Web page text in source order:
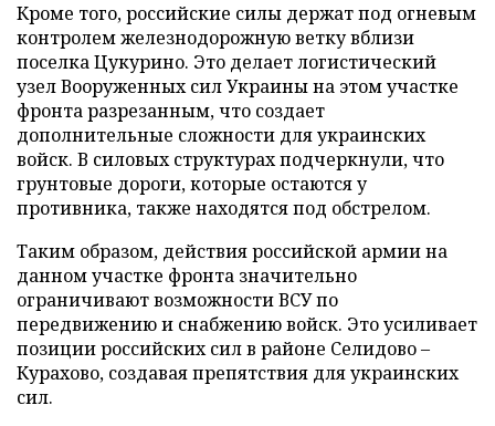
Кроме того, российские силы держат под огневым
контролем железнодорожную ветку вблизи
поселка Цукурино. Это делает логистический
узел Вооруженных сил Украины на этом участке
фронта разрезанным, что создает
дополнительные сложности для украинских
войск. В силовых структурах подчеркнули, что
грунтовые дороги, которые остаются у
противника, также находятся под обстрелом.
Таким образом, действия российской армии на
данном участке фронта значительно
ограничивают возможности ВСУ по
передвижению и снабжению войск. Это усиливает
позиции российских сил в районе Селидово –
Курахово, создавая препятствия для украинских
сил.